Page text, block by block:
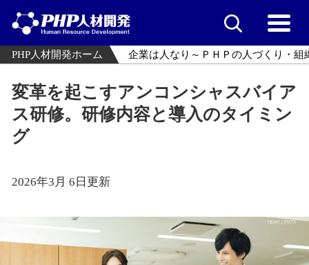
PHP人材開発ホーム 企業は人なり～ＰＨＰの人づくり・組
変革を起こすアンコンシャスバイア
ス研修。研修内容と導入のタイミン
グ
2026年3月 6日更新